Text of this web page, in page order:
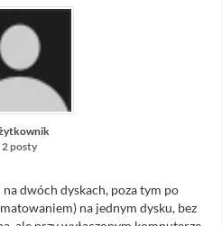
2 posty
dwóch dyskach, poza tym po
na jednym dysku, bez